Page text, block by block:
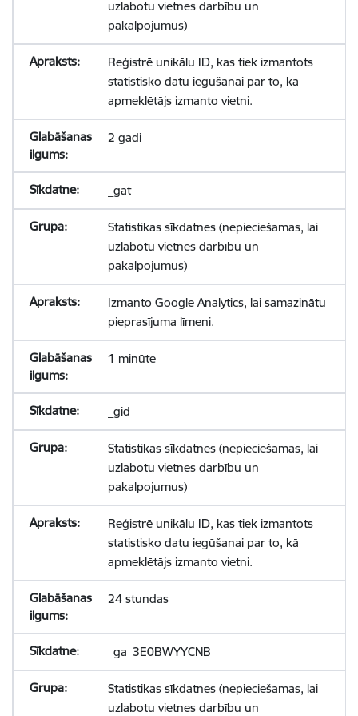
uzlabotu vietnes darbību un
pakalpojumus)
Reģistrē unikālu ID, kas tiek izmantots
statistisko datu iegūšanai par to, kā
apmeklētājs izmanto vietni.
2 gadi
_gat
Statistikas sīkdatnes (nepieciešamas, lai
uzlabotu vietnes darbību un
pakalpojumus)
Izmanto Google Analytics, lai samazinātu
pieprasījuma līmeni.
1 minūte
_gid
Statistikas sīkdatnes (nepieciešamas, lai
uzlabotu vietnes darbību un
pakalpojumus)
Reģistrē unikālu ID, kas tiek izmantots
statistisko datu iegūšanai par to, kā
apmeklētājs izmanto vietni.
24 stundas
_ga_3E0BWYYCNB
Statistikas sīkdatnes (nepieciešamas, lai
uzlabotu vietnes darbību un